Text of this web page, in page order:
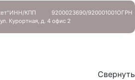
ИНН/КПП 9200023690/920001001ОГРН
Курортная, д. 4 офис 2
Свернуть